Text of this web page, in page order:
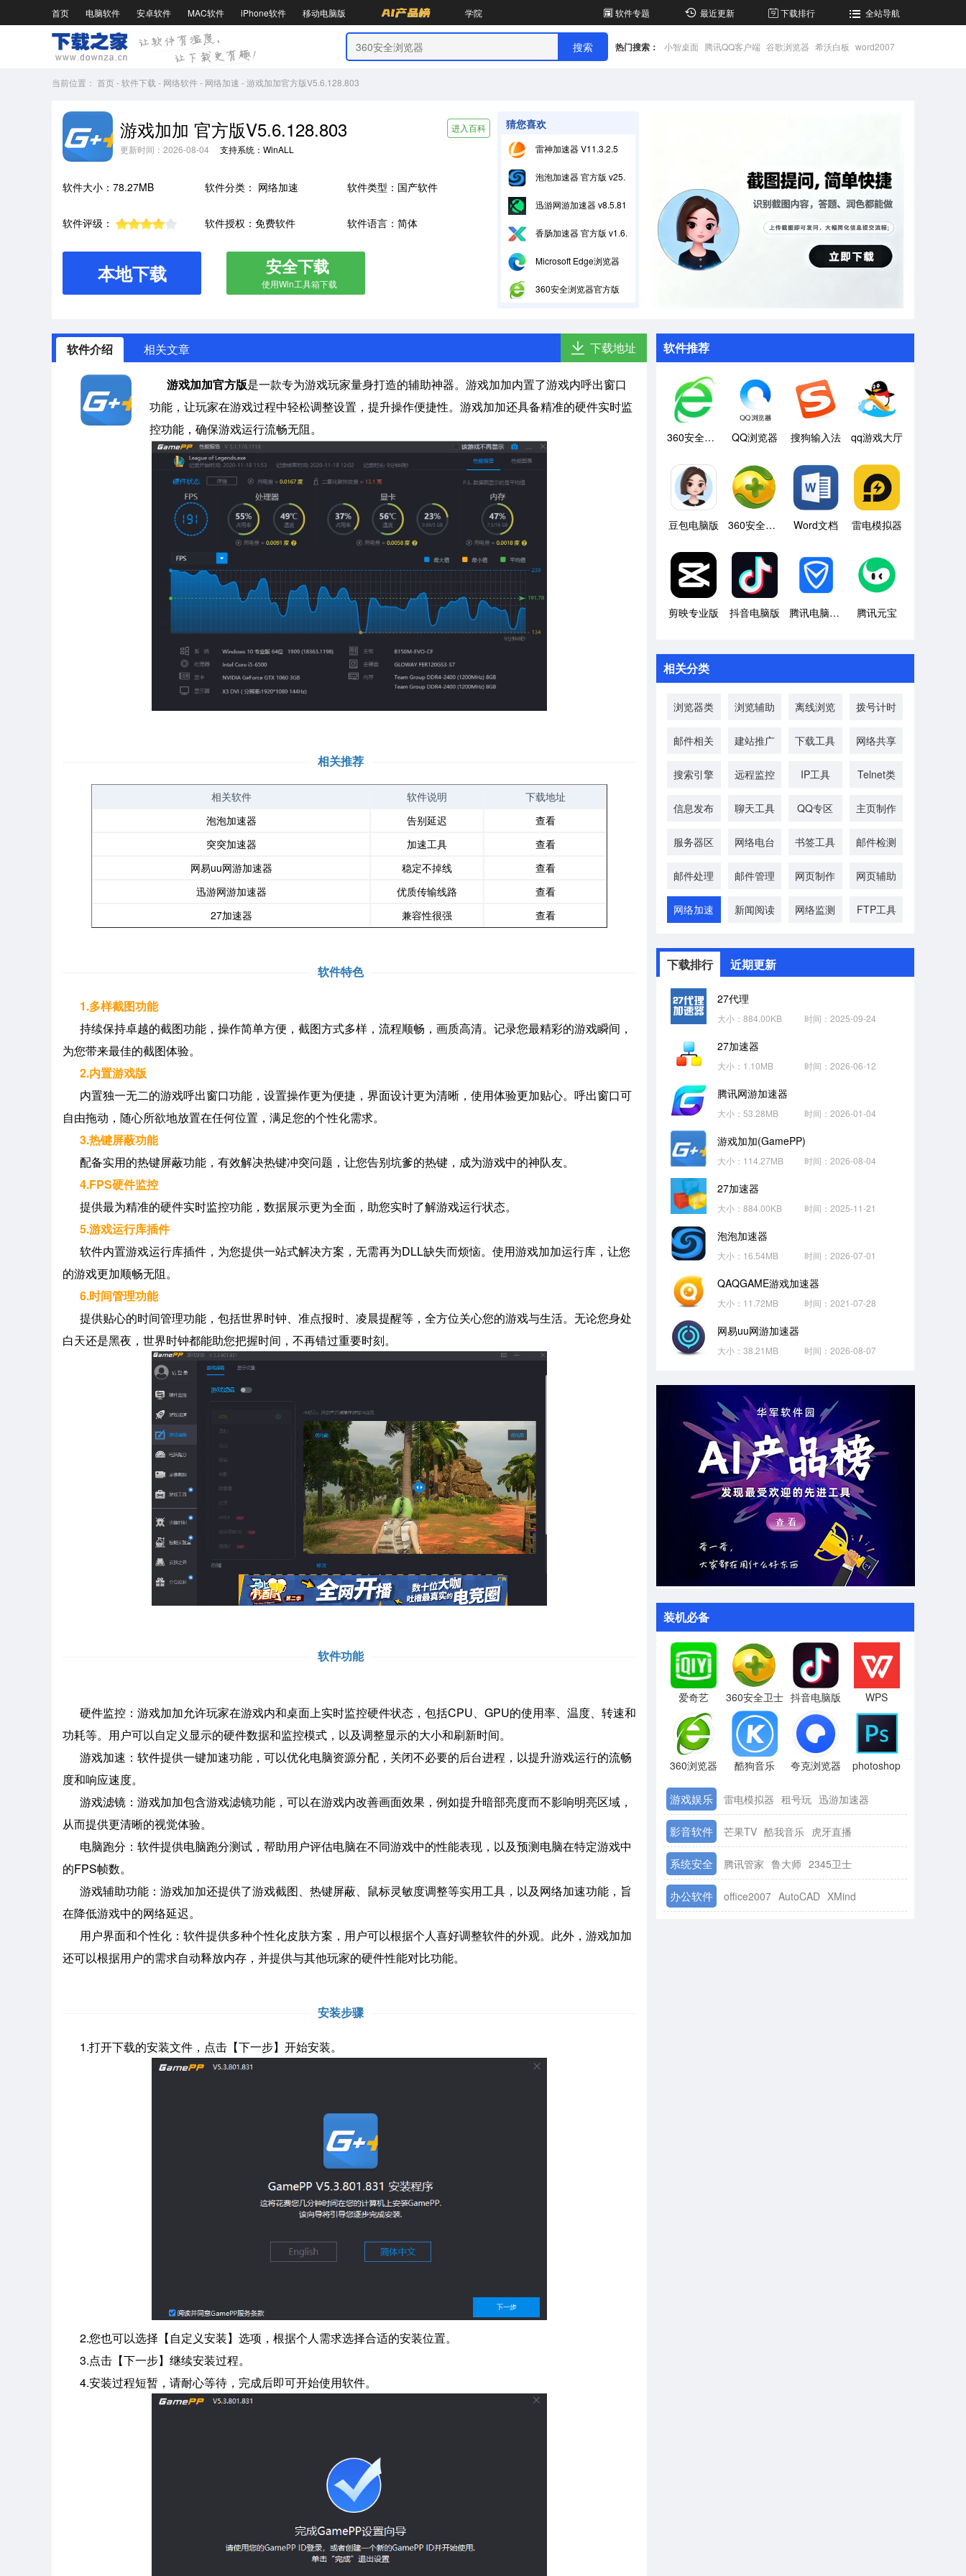
首页 电脑软件 安卓软件 MAC软件 iPhone软件 移动电脑版 学院 软件专题 最近更新 下载排行 全站导航
热门搜索： 小智桌面 腾讯QQ客户端 谷歌浏览器 希沃白板 word2007
当前位置： 首页-软件下载 - 网络软件- 网络加速 -游戏加加官方版V5.6.128.803
游戏加加 官方版V5.6.128.803
更新时间：2026-08-04 支持系统：WinALL
进入百科
软件大小：78.27MB 软件分类： 网络加速 软件类型：国产软件
软件评级： 软件授权：免费软件 软件语言：简体
本地下载 安全下载
使用Win工具箱下载
猜您喜欢
雷神加速器 V11.3.2.5
泡泡加速器 官方版 v25.12.5.1
迅游网游加速器 v8.5.811.0
香肠加速器 官方版 v1.6.1
Microsoft Edge浏览器 官方版v151.0.4129.59
360安全浏览器官方版 正式版:v16.3.1008.64
软件介绍 相关文章 下载地址
游戏加加官方版是一款专为游戏玩家量身打造的辅助神器。游戏加加内置了游戏内呼出窗口
功能，让玩家在游戏过程中轻松调整设置，提升操作便捷性。游戏加加还具备精准的硬件实时监
控功能，确保游戏运行流畅无阻。
相关推荐
相关软件 软件说明
下载地址
泡泡加速器
告别延迟
查看
突突加速器
加速工具
查看
网易uu网游加速器
稳定不掉线
查看
迅游网游加速器
优质传输线路
查看
27加速器
兼容性很强 查看
软件特色
1.多样截图功能
持续保持卓越的截图功能，操作简单方便，截图方式多样，流程顺畅，画质高清。记录您最精彩的游戏瞬间，
为您带来最佳的截图体验。
2.内置游戏版
内置独一无二的游戏呼出窗口功能，设置操作更为便捷，界面设计更为清晰，使用体验更加贴心。呼出窗口可
自由拖动，随心所欲地放置在任何位置，满足您的个性化需求。
3.热键屏蔽功能
配备实用的热键屏蔽功能，有效解决热键冲突问题，让您告别坑爹的热键，成为游戏中的神队友。
4.FPS硬件监控
提供最为精准的硬件实时监控功能，数据展示更为全面，助您实时了解游戏运行状态。
5.游戏运行库插件
软件内置游戏运行库插件，为您提供一站式解决方案，无需再为DLL缺失而烦恼。使用游戏加加运行库，让您
的游戏更加顺畅无阻。
6.时间管理功能
提供贴心的时间管理功能，包括世界时钟、准点报时、凌晨提醒等，全方位关心您的游戏与生活。无论您身处
白天还是黑夜，世界时钟都能助您把握时间，不再错过重要时刻。
软件功能
硬件监控：游戏加加允许玩家在游戏内和桌面上实时监控硬件状态，包括CPU、GPU的使用率、温度、转速和
功耗等。用户可以自定义显示的硬件数据和监控模式，以及调整显示的大小和刷新时间。
游戏加速：软件提供一键加速功能，可以优化电脑资源分配，关闭不必要的后台进程，以提升游戏运行的流畅
度和响应速度。
游戏滤镜：游戏加加包含游戏滤镜功能，可以在游戏内改善画面效果，例如提升暗部亮度而不影响明亮区域，
从而提供更清晰的视觉体验。
电脑跑分：软件提供电脑跑分测试，帮助用户评估电脑在不同游戏中的性能表现，以及预测电脑在特定游戏中
的FPS帧数。
游戏辅助功能：游戏加加还提供了游戏截图、热键屏蔽、鼠标灵敏度调整等实用工具，以及网络加速功能，旨
在降低游戏中的网络延迟。
用户界面和个性化：软件提供多种个性化皮肤方案，用户可以根据个人喜好调整软件的外观。此外，游戏加加
还可以根据用户的需求自动释放内存，并提供与其他玩家的硬件性能对比功能。
安装步骤
1.打开下载的安装文件，点击【下一步】开始安装。
2.您也可以选择【自定义安装】选项，根据个人需求选择合适的安装位置。
3.点击【下一步】继续安装过程。
4.安装过程短暂，请耐心等待，完成后即可开始使用软件。
软件推荐
360安全浏览器 QQ浏览器 搜狗输入法 qq游戏大厅
豆包电脑版 360安全卫士 Word文档 雷电模拟器
剪映专业版 抖音电脑版 腾讯电脑管家 腾讯元宝
相关分类
浏览器类 浏览辅助 离线浏览 拨号计时
邮件相关 建站推广 下载工具 网络共享
搜索引擎 远程监控 IP工具 Telnet类
信息发布 聊天工具 QQ专区 主页制作
服务器区 网络电台 书签工具 邮件检测
邮件处理 邮件管理 网页制作 网页辅助
网络加速 新闻阅读 网络监测 FTP工具
下载排行 近期更新
27代理
大小：884.00KB 时间：2025-09-24
27加速器
大小：1.10MB 时间：2026-06-12
腾讯网游加速器
大小：53.28MB 时间：2026-01-04
游戏加加(GamePP)
大小：114.27MB 时间：2026-08-04
27加速器
大小：884.00KB 时间：2025-11-21
泡泡加速器
大小：16.54MB 时间：2026-07-01
QAQGAME游戏加速器
大小：11.72MB 时间：2021-07-28
网易uu网游加速器
大小：38.21MB 时间：2026-08-07
装机必备
爱奇艺 360安全卫士 抖音电脑版 WPS
360浏览器 酷狗音乐 夸克浏览器 photoshop
游戏娱乐 雷电模拟器 租号玩 迅游加速器
影音软件 芒果TV 酷我音乐 虎牙直播
系统安全 腾讯管家 鲁大师 2345卫士
办公软件 office2007 AutoCAD XMind